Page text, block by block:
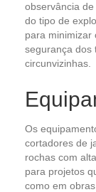
observância
do tipo de
para minimizar
segurança dos
circunvizinhas.
Os
cortadores de
rochas com
para projetos
como em